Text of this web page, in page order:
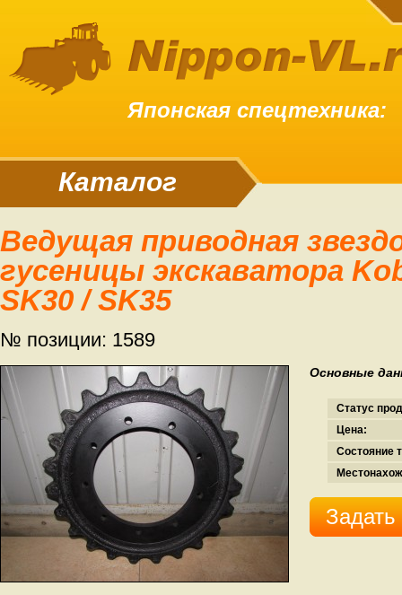
Японская спецтехника:
Каталог
Ведущая приводная звездочка (звезда)
гусеницы экскаватора
SK30 / SK35
№ позиции: 1589
Основные
Статус
Цена:
Состояние
Задать